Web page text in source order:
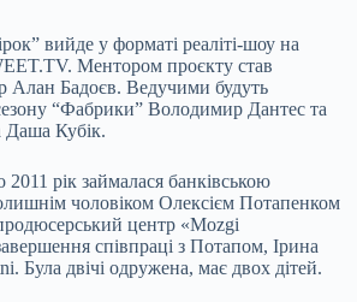
вийде у форматі реаліті-шоу на
Ментором проєкту став
Алан Бадоєв. Ведучими будуть
“Фабрики” Володимир Дантес та
Даша Кубік.
рік займалася банківською
чоловіком Олексієм Потапенком
центр «Mozgi
співпраці з Потапом, Ірина
Була двічі одружена, має двох дітей.